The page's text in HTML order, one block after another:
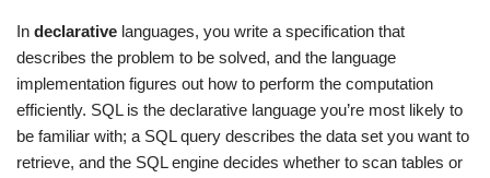
In declarative languages, you write a specification that
describes the problem to be solved, and the language
implementation figures out how to perform the computation
efficiently. SQL is the declarative language you’re most likely to
be familiar with; a SQL query describes the data set you want to
retrieve, and the SQL engine decides whether to scan tables or